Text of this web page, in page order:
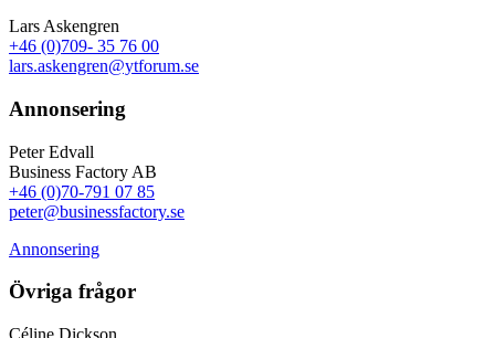
Lars Askengren
+46 (0)709- 35 76 00
lars.askengren@ytforum.se
Annonsering
Peter Edvall
Business Factory AB
+46 (0)70-791 07 85
peter@businessfactory.se
Annonsering
Övriga frågor
Céline Dickson